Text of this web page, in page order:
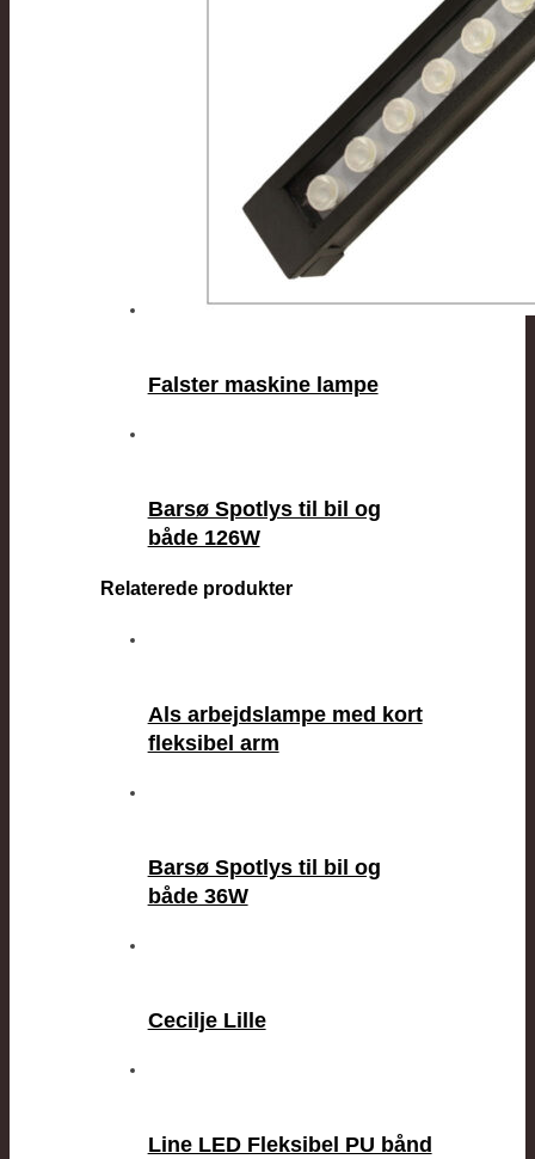
Falster maskine lampe
Barsø Spotlys til bil og
både 126W
Relaterede produkter
Als arbejdslampe med kort
fleksibel arm
Barsø Spotlys til bil og
både 36W
Cecilje Lille
Line LED Fleksibel PU bånd